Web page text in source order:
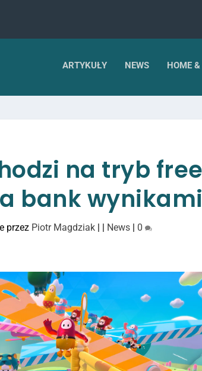
ARTYKUŁY NEWS HOME
na tryb
bank wynikami
przez Piotr Magdziak| | News| 0